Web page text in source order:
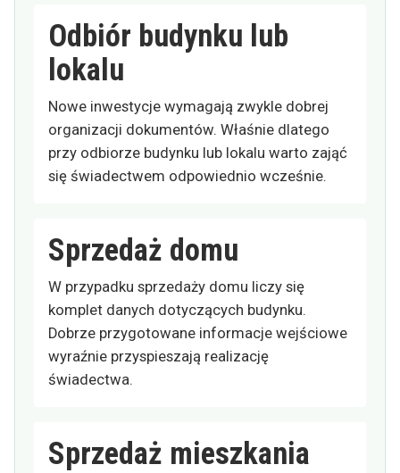
Odbiór budynku lub
lokalu
Nowe inwestycje wymagają zwykle dobrej
organizacji dokumentów. Właśnie dlatego
przy odbiorze budynku lub lokalu warto zająć
się świadectwem odpowiednio wcześnie.
Sprzedaż domu
W przypadku sprzedaży domu liczy się
komplet danych dotyczących budynku.
Dobrze przygotowane informacje wejściowe
wyraźnie przyspieszają realizację
świadectwa.
Sprzedaż mieszkania